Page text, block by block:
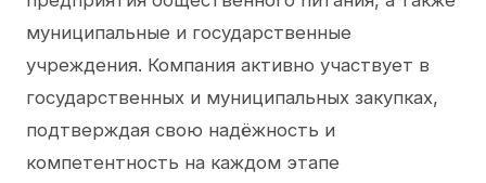
муниципальные и государственные
учреждения. Компания активно участвует в
государственных и муниципальных закупках,
подтверждая свою надёжность и
компетентность на каждом этапе